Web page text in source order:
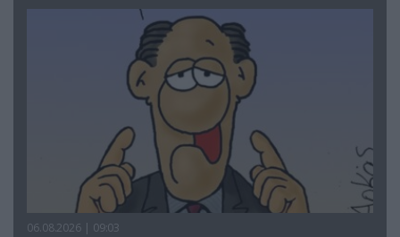
06.08.2026 | 09:03